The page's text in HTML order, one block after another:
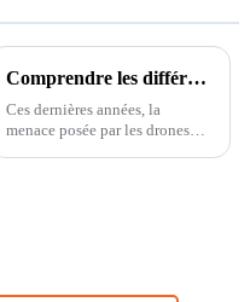
Comprendre les différences entre les systèmes AUDS et C-UAS
Ces dernières années, la
menace posée par les drones